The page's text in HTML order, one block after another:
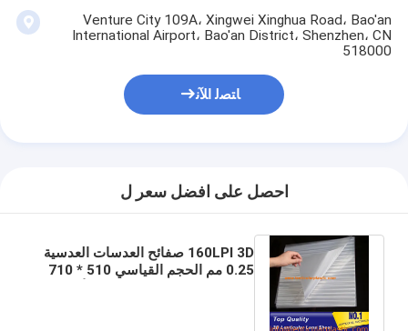
Venture City 109A، Xingwei Xinghua Road، Bao'an
International Airport، Bao'an District، Shenzhen، CN
518000
ﺎﺘﺼﻟ ﺍﻶﻧ
احصل على افضل سعر ل
160LPI 3D صفائح العدسات العدسية
0.25 مم الحجم القياسي 510 * 710